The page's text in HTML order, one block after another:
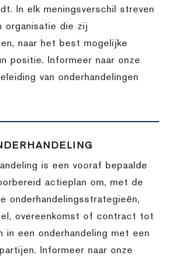
In elk meningsverschil streven
organisatie die zij
naar het best mogelijke
positie. Informeer naar onze
van onderhandelingen
is een vooraf bepaalde
actieplan om, met de
onderhandelingsstrategieën,
overeenkomst of contract tot
in een onderhandeling met een
Informeer naar onze